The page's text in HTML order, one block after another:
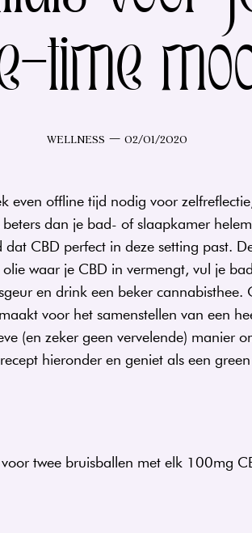
time
Categorieën
WELLNESS
Post-
02/01/2020
even offline tijd nodig voor
dan je bad- of slaapkamer
dat CBD perfect in deze setting past.
waar je CBD in vermengt, vul je
en drink een beker
voor het samenstellen van een
(en zeker geen vervelende) manier
hieronder en geniet als een
twee bruisballen met elk 100mg